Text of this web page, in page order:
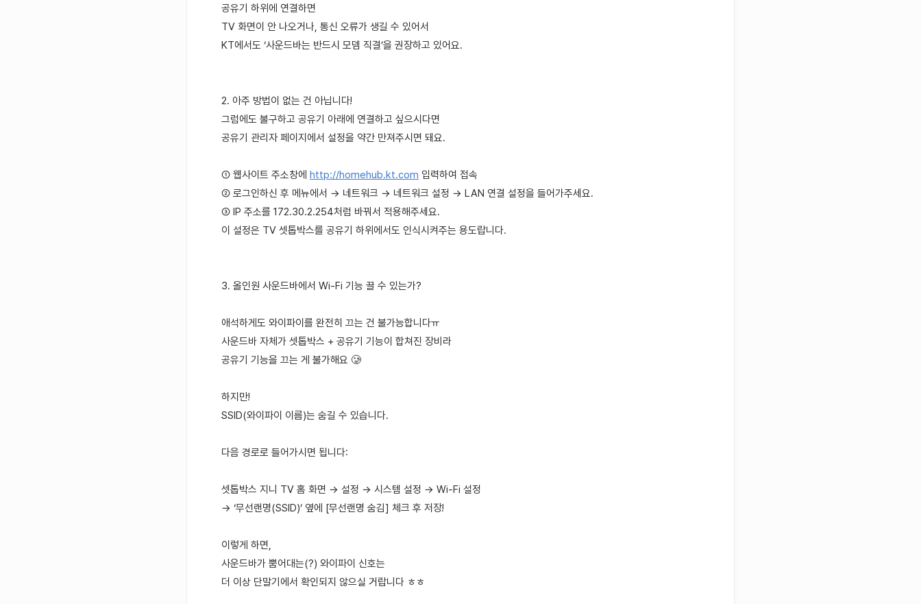
공유기 하위에 연결하면
TV 화면이 안 나오거나, 통신 오류가 생길 수 있어서
KT에서도 ‘사운드바는 반드시 모뎀 직결’을 권장하고 있어요.
2. 아주 방법이 없는 건 아닙니다!
그럼에도 불구하고 공유기 아래에 연결하고 싶으시다면
공유기 관리자 페이지에서 설정을 약간 만져주시면 돼요.
① 웹사이트 주소창에 http://homehub.kt.com 입력하여 접속
② 로그인하신 후 메뉴에서 → 네트워크 → 네트워크 설정 → LAN 연결 설정을 들어가주세요.
③ IP 주소를 172.30.2.254처럼 바꿔서 적용해주세요.
이 설정은 TV 셋톱박스를 공유기 하위에서도 인식시켜주는 용도랍니다.
3. 올인원 사운드바에서 Wi-Fi 기능 끌 수 있는가?
애석하게도 와이파이를 완전히 끄는 건 불가능합니다ㅠ
사운드바 자체가 셋톱박스 + 공유기 기능이 합쳐진 장비라
공유기 기능을 끄는 게 불가해요 🥲
하지만!
SSID(와이파이 이름)는 숨길 수 있습니다.
다음 경로로 들어가시면 됩니다:
셋톱박스 지니 TV 홈 화면 → 설정 → 시스템 설정 → Wi-Fi 설정
→ ‘무선랜명(SSID)’ 옆에 [무선랜명 숨김] 체크 후 저장!
이렇게 하면,
사운드바가 뿜어대는(?) 와이파이 신호는
더 이상 단말기에서 확인되지 않으실 거랍니다 ㅎㅎ